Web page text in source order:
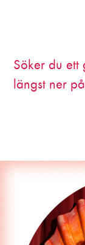
Söker du ett
längst ner